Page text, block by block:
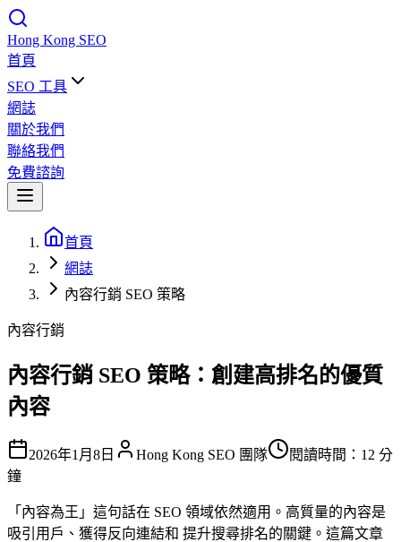
Hong Kong SEO
首頁
SEO 工具
網誌
關於我們
聯絡我們
免費諮詢
首頁
網誌
內容行銷 SEO 策略
內容行銷
內容行銷 SEO 策略：創建高排名的優質
內容
2026年1月8日 Hong Kong SEO 團隊
閱讀時間：12 分
鐘
「內容為王」這句話在 SEO 領域依然適用。高質量的內容是
吸引用戶、獲得反向連結和 提升搜尋排名的關鍵。這篇文章